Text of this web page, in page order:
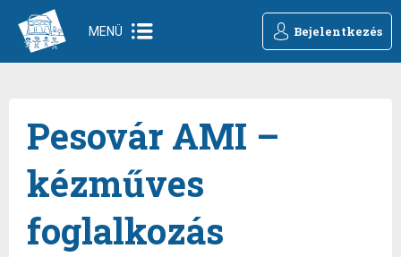
MENÜ Bejelentkezés
Pesovár AMI –
kézműves
foglalkozás